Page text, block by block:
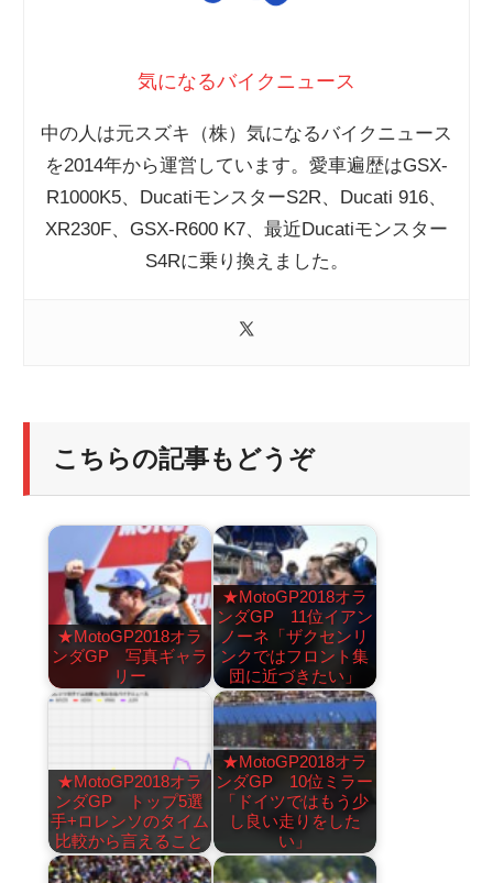
気になるバイクニュース
中の人は元スズキ（株）気になるバイクニュース
を2014年から運営しています。愛車遍歴はGSX-
R1000K5、DucatiモンスターS2R、Ducati 916、
XR230F、GSX-R600 K7、最近Ducatiモンスター
S4Rに乗り換えました。
こちらの記事もどうぞ
★MotoGP2018オラ
ンダGP 写真ギャラ
リー
★MotoGP2018オラ
ンダGP 11位イアン
ノーネ「ザクセンリ
ンクではフロント集
団に近づきたい」
★MotoGP2018オラ
ンダGP トップ5選
手+ロレンソのタイム
比較から言えること
★MotoGP2018オラ
ンダGP 10位ミラー
「ドイツではもう少
し良い走りをした
い」